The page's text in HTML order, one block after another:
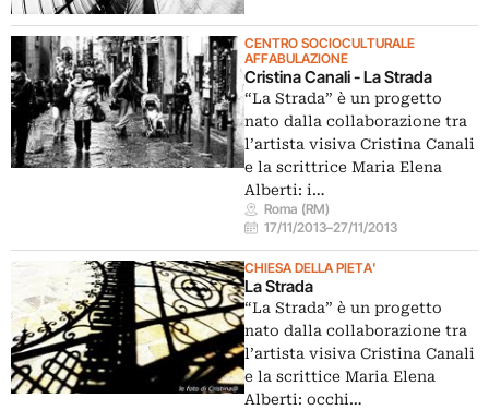
CENTRO SOCIOCULTURALE
AFFABULAZIONE
Cristina Canali - La Strada
“La Strada” è un progetto
nato dalla collaborazione tra
l’artista visiva Cristina Canali
e la scrittrice Maria Elena
Alberti: i…
Roma (RM)
17/11/2013–27/11/2013
CHIESA DELLA PIETA'
La Strada
“La Strada” è un progetto
nato dalla collaborazione tra
l’artista visiva Cristina Canali
e la scrittice Maria Elena
Alberti: occhi…